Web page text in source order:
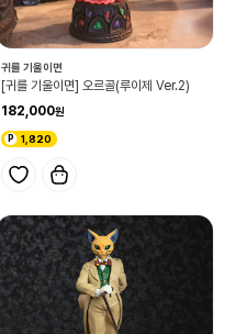
귀를 기울이면
[귀를 기울이면] 오르골(루이제 Ver.2)
182,000
1,820